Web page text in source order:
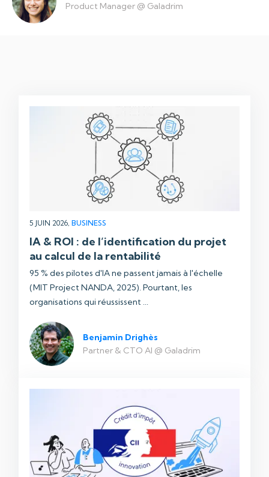
Product Manager @ Galadrim
5 JUIN 2026, BUSINESS
IA & ROI : de l’identification du projet
au calcul de la rentabilité
95 % des pilotes d'IA ne passent jamais à l'échelle
(MIT Project NANDA, 2025). Pourtant, les
organisations qui réussissent ...
Benjamin Drighès
Partner & CTO AI @ Galadrim